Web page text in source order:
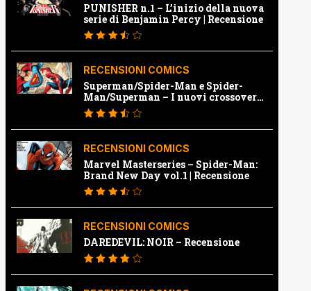
PUNISHER n.1 – L’inizio della nuova
serie di Benjamin Percy | Recensione
RECENSIONI COMICS
Superman/Spider-Man e Spider-
Man/Superman – I nuovi crossover
Marvel e Dc | Recensione
RECENSIONI COMICS
Marvel Masterseries – Spider-Man:
Brand New Day vol.1 | Recensione
RECENSIONI COMICS
DAREDEVIL: NOIR – Recensione